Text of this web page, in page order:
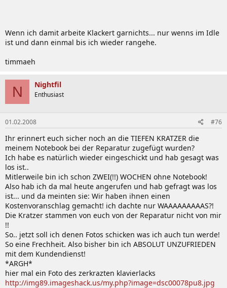
Wenn ich damit arbeite Klackert garnichts... nur wenns im Idle
ist und dann einmal bis ich wieder rangehe.
timmaeh
N Nightfil
Enthusiast
01.02.2008 #76
Ihr erinnert euch sicher noch an die TIEFEN KRATZER die
meinem Notebook bei der Reparatur zugefügt wurden?
Ich habe es natürlich wieder eingeschickt und hab gesagt was
los ist..
Mitlerweile bin ich schon ZWEI(!!) WOCHEN ohne Notebook!
Also hab ich da mal heute angerufen und hab gefragt was los
ist... und da meinten sie: Wir haben ihnen einen
Kostenvoranschlag gemacht! ich dachte nur WAAAAAAAAAS?!
Die Kratzer stammen von euch von der Reparatur nicht von mir
!!
So.. jetzt soll ich denen Fotos schicken was ich auch tun werde!
So eine Frechheit. Also bisher bin ich ABSOLUT UNZUFRIEDEN
mit dem Kundendienst!
*ARGH*
hier mal ein Foto des zerkrazten klavierlacks
http://img89.imageshack.us/my.php?image=dsc00078pu8.jpg